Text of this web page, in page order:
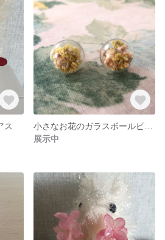
ス
展示中